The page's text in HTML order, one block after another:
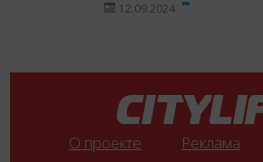
12.09.2024
О проекте Реклама